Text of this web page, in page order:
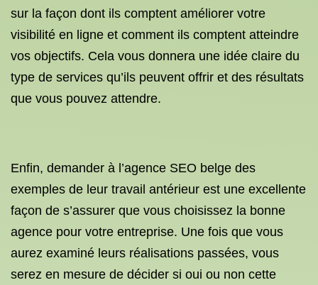
sur la façon dont ils comptent améliorer votre
visibilité en ligne et comment ils comptent atteindre
vos objectifs. Cela vous donnera une idée claire du
type de services qu’ils peuvent offrir et des résultats
que vous pouvez attendre.
Enfin, demander à l’agence SEO belge des
exemples de leur travail antérieur est une excellente
façon de s’assurer que vous choisissez la bonne
agence pour votre entreprise. Une fois que vous
aurez examiné leurs réalisations passées, vous
serez en mesure de décider si oui ou non cette